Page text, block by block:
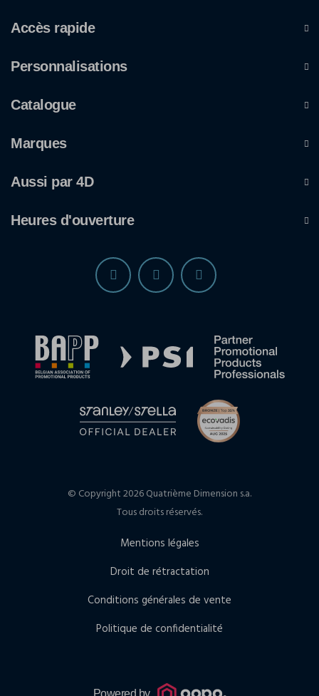
Accès rapide
Personnalisations
Catalogue
Marques
Aussi par 4D
Heures d'ouverture
© Copyright 2026 Quatrième Dimension s.a.
Tous droits réservés.
Mentions légales
Droit de rétractation
Conditions générales de vente
Politique de confidentialité
Powered by